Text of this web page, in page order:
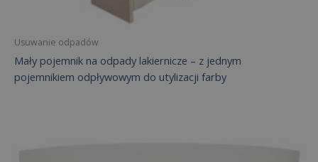
Usuwanie odpadów
Mały pojemnik na odpady lakiernicze – z jednym
pojemnikiem odpływowym do utylizacji farby